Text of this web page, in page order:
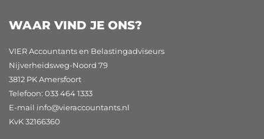
WAAR VIND JE ONS?
VIER Accountants en Belastingadviseurs
Nijverheidsweg-Noord 79
3812 PK Amersfoort
Telefoon: 033 464 1333
E-mail info@vieraccountants.nl
KvK 32166360